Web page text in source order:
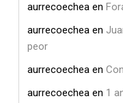
aurrecoechea en
aurrecoechea en
peor
aurrecoechea en
aurrecoechea en 1